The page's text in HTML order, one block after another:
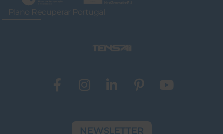
Plano Recuperar Portugal
NEWSLETTER